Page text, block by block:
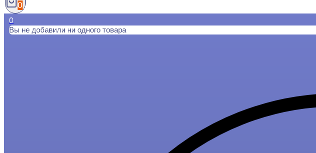
0
0
Вы не добавили ни одного товара